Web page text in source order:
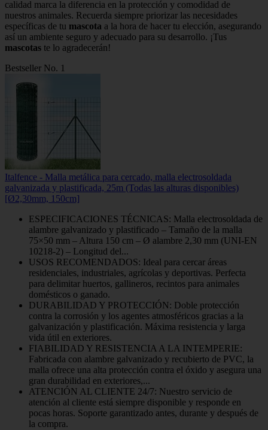
calidad marca la diferencia en la protección y comodidad de
nuestros animales. Recuerda siempre priorizar las necesidades
específicas de tu mascota a la hora de hacer tu elección, asegurando
así un ambiente seguro y adecuado para su desarrollo. ¡Tus
mascotas te lo agradecerán!
Bestseller No. 1
Italfence - Malla metálica para cercado, malla electrosoldada
galvanizada y plastificada, 25m (Todas las alturas disponibles)
[Ø2,30mm, 150cm]
ESPECIFICACIONES TÉCNICAS: Malla electrosoldada de
alambre galvanizado y plastificado – Tamaño de la malla
75×50 mm – Altura 150 cm – Ø alambre 2,30 mm (UNI-EN
10218-2) – Longitud del...
USOS RECOMENDADOS: Ideal para cercar áreas
residenciales, industriales, agrícolas y deportivas. Perfecta
para delimitar huertos, gallineros, recintos para animales
domésticos o ganado.
DURABILIDAD Y PROTECCIÓN: Doble protección
contra la corrosión y los agentes atmosféricos gracias a la
galvanización y plastificación. Máxima resistencia y larga
vida útil en exteriores.
FIABILIDAD Y RESISTENCIA A LA INTEMPERIE:
Fabricada con alambre galvanizado y recubierto de PVC, la
malla ofrece una alta protección contra el óxido y asegura una
gran durabilidad en exteriores,...
ATENCIÓN AL CLIENTE 24/7: Nuestro servicio de
atención al cliente está siempre disponible y responde en
pocas horas. Soporte garantizado antes, durante y después de
la compra.